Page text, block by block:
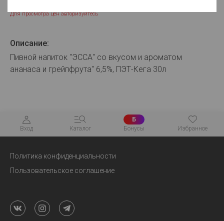
Для просмотра цен авторизуйтесь
Описание:
Пивной напиток "ЭССА" со вкусом и ароматом
ананаса и грейпфрута" 6,5%, ПЭТ-Кега 30л
Вход Каталог
Б
Бонусы
Избранное
Политика конфиденциальности
Пользовательское соглашение